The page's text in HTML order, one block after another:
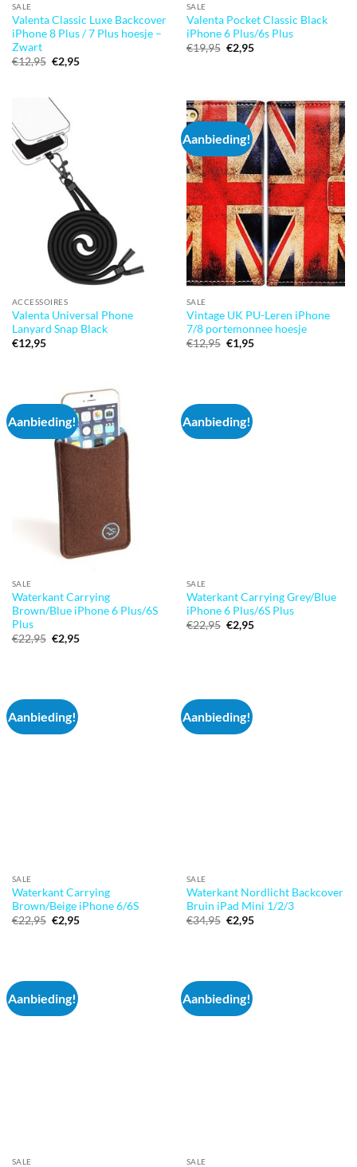
SALE
Valenta Classic Luxe Backcover
iPhone 8 Plus / 7 Plus hoesje –
Zwart
€12,95 Oorspronkelijke
prijs
€2,95Huidige
SALE
Valenta Pocket Classic Black
iPhone 6 Plus/6s Plus
€19,95 Oorspronkelijke
prijs
€2,95Huidige
ACCESSOIRES
Valenta Universal Phone
Lanyard Snap Black
€12,95
Aanbieding!
SALE
Vintage UK PU-Leren iPhone
7/8 portemonnee hoesje
€12,95 Oorspronkelijke
prijs
€1,95Huidige
Aanbieding!
SALE
Waterkant Carrying
Brown/Blue iPhone 6 Plus/6S
Plus
€22,95 Oorspronkelijke
prijs
€2,95Huidige
Aanbieding!
SALE
Waterkant Carrying Grey/Blue
iPhone 6 Plus/6S Plus
€22,95 Oorspronkelijke
prijs
€2,95Huidige
Aanbieding!
SALE
Waterkant Carrying
Brown/Beige iPhone 6/6S
€22,95 Oorspronkelijke
prijs
€2,95Huidige
Aanbieding!
SALE
Waterkant Nordlicht Backcover
Bruin iPad Mini 1/2/3
€34,95 Oorspronkelijke
prijs
€2,95Huidige
Aanbieding!
SALE
Aanbieding!
SALE